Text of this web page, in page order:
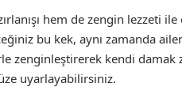
hem de zengin lezzeti
bu kek, aynı zamanda
zenginleştirerek kendi damak
uyarlayabilirsiniz.